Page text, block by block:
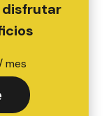
disfrutar
/ mes